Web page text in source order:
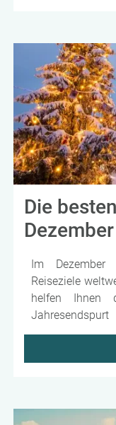
Entdeckungen
Die
Dezember
Im
Reiseziele
helfen Ihnen
besten
Egal, ob Sie
oder nach
oder den